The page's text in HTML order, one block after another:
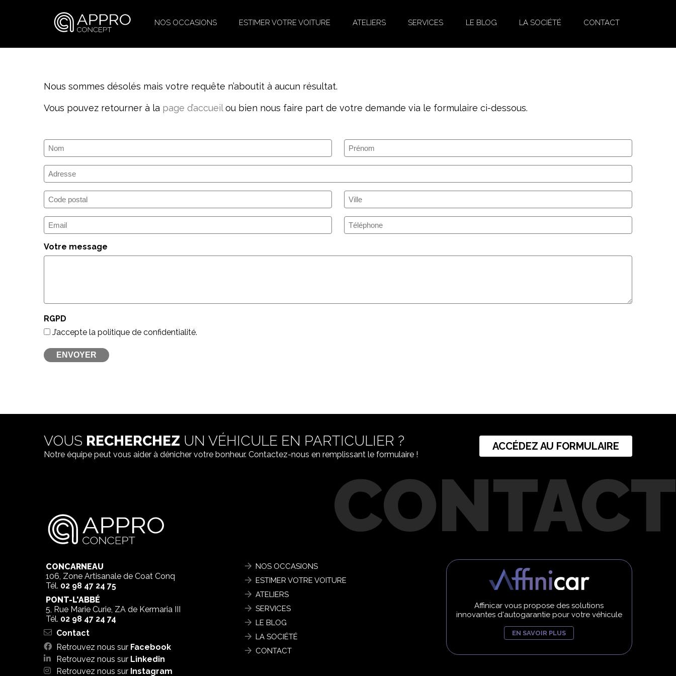
NOS OCCASIONS ESTIMER VOTRE VOITURE ATELIERS SERVICES LE BLOG LA SOCIÉTÉ CONTACT
Nous sommes désolés mais votre requête n’aboutit à aucun résultat.
Vous pouvez retourner à la page d’accueilou bien nous faire part de votre demande via le formulaire ci-dessous.
Nom Prénom
Adresse
Code
postal
Ville
E-
mail
Téléphone
Votre message
RGPD
J’accepte la politique de confidentialité.
VOUS RECHERCHEZ UN VÉHICULE EN PARTICULIER ?
Notre équipe peut vous aider à dénicher votre bonheur. Contactez-nous en remplissant le formulaire !
ACCÉDEZ AU FORMULAIRE
CONCARNEAU
106, Zone Artisanale de Coat Conq
Tél. 02 98 47 24 75
PONT-L'ABBÉ
5, Rue Marie Curie, ZA de Kermaria III
Tél. 02 98 47 24 74
Contact
Retrouvez nous sur Facebook
Retrouvez nous sur Linkedin
Retrouvez nous sur Instagram
NOS OCCASIONS
ESTIMER VOTRE VOITURE
ATELIERS
SERVICES
LE BLOG
LA SOCIÉTÉ
CONTACT
Affinicar vous propose des solutions
innovantes d'autogarantie pour votre véhicule
EN SAVOIR PLUS